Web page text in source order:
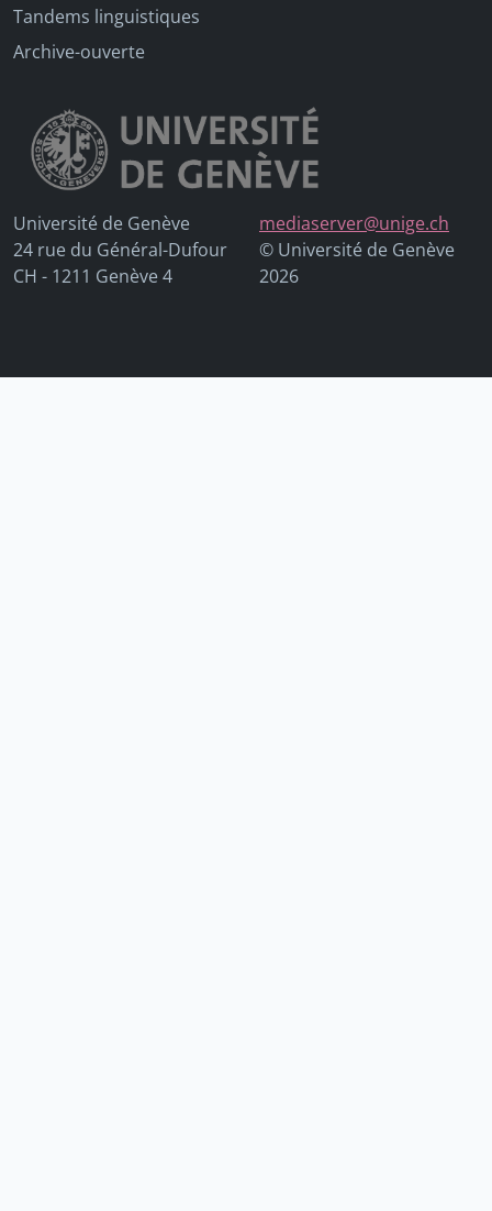
Tandems linguistiques
Archive-ouverte
Université de Genève
24 rue du Général-Dufour
CH - 1211 Genève 4
mediaserver@unige.ch
© Université de Genève
2026